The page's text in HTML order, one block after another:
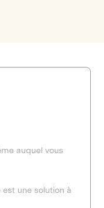
auquel vous
une solution à